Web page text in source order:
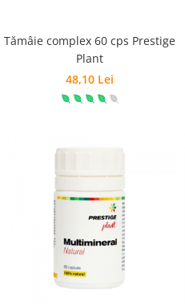
Tămâie complex 60 cps Prestige
Plant
48,10 Lei